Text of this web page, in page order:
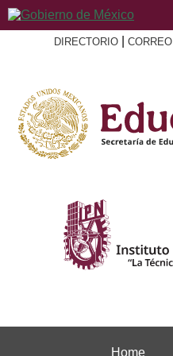
DIRECTORIO CORREO
Home